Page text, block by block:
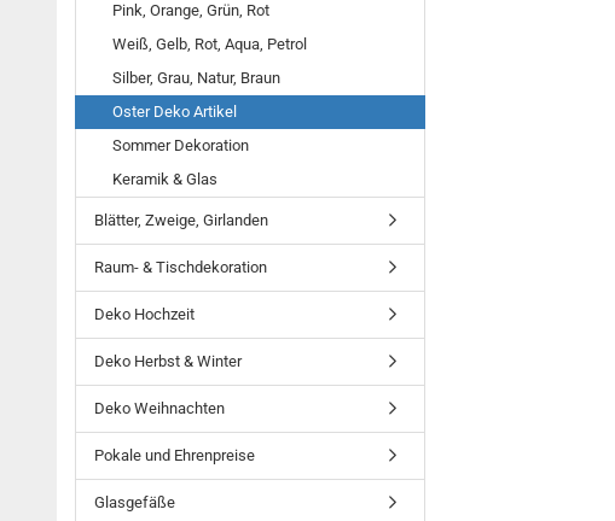
Pink, Orange, Grün, Rot
Weiß, Gelb, Rot, Aqua, Petrol
Silber, Grau, Natur, Braun
Oster Deko Artikel
Sommer Dekoration
Keramik & Glas
Blätter, Zweige, Girlanden
Raum- & Tischdekoration
Deko Hochzeit
Deko Herbst & Winter
Deko Weihnachten
Pokale und Ehrenpreise
Glasgefäße